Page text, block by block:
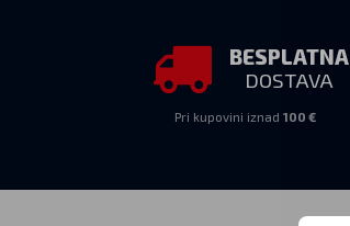
BESPLATNA
DOSTAVA
Pri kupovini iznad100 €